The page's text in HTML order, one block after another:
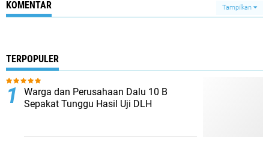
KOMENTAR Tampilkan
TERPOPULER
Warga dan Perusahaan Dalu 10 B
Sepakat Tunggu Hasil Uji DLH